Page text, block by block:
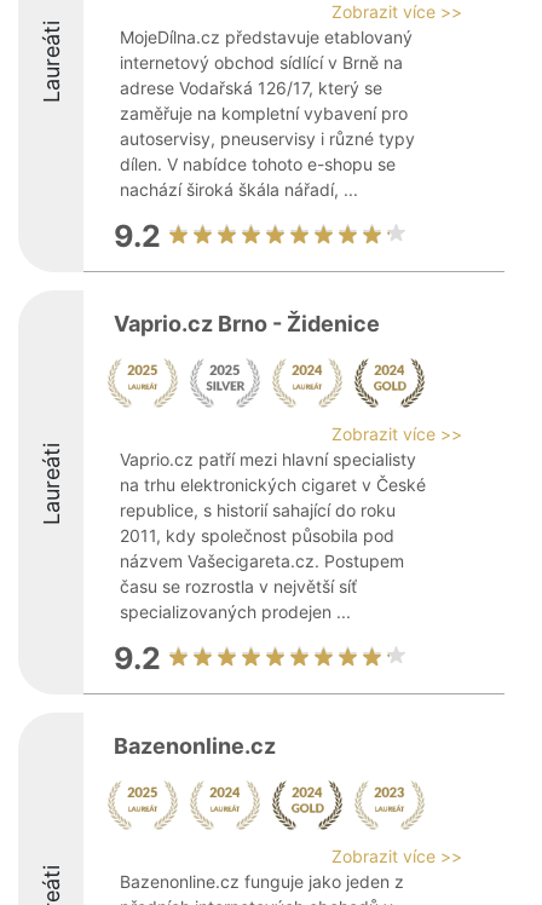
Laureáti
Zobrazit více >>
MojeDílna.cz představuje etablovaný
internetový obchod sídlící v Brně na
adrese Vodařská 126/17, který se
zaměřuje na kompletní vybavení pro
autoservisy, pneuservisy i různé typy
dílen. V nabídce tohoto e-shopu se
nachází široká škála nářadí, ...
9.2
Laureáti
Vaprio.cz Brno - Židenice
Zobrazit více >>
Vaprio.cz patří mezi hlavní specialisty
na trhu elektronických cigaret v České
republice, s historií sahající do roku
2011, kdy společnost působila pod
názvem Vašecigareta.cz. Postupem
času se rozrostla v největší síť
specializovaných prodejen ...
9.2
Bazenonline.cz
Zobrazit více >>
Bazenonline.cz funguje jako jeden z